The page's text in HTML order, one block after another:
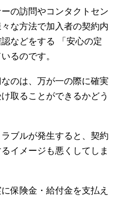
の訪問やコンタクトセン
な方法で加入者の契約内
などをする 「安心の定
るのです。
のは、万が一の際に確実
取ることができるかどう
ブルが発生すると、契約
イメージも悪くしてしま
保険金・給付金を支払え